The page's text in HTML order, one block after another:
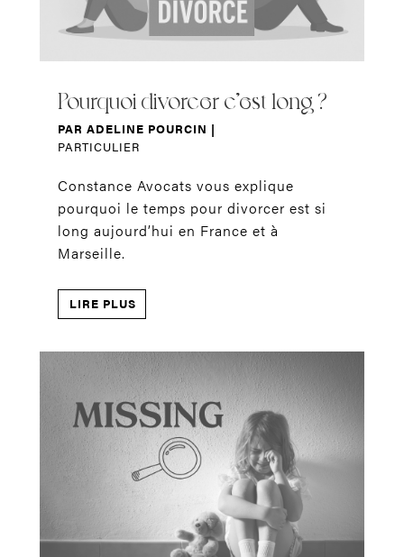
Pourquoi divorcer c’est long ?
PAR ADELINE POURCIN |
PARTICULIER
Constance Avocats vous explique
pourquoi le temps pour divorcer est si
long aujourd’hui en France et à
Marseille.
LIRE PLUS